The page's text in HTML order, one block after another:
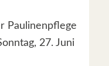
Paulinenpflege
27. Juni